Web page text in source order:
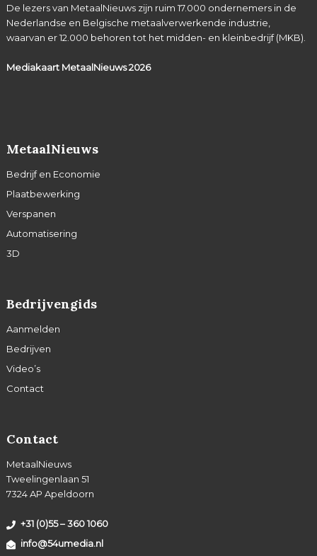
De lezers van MetaalNieuws zijn ruim 17.000 ondernemers in de
Nederlandse en Belgische metaalverwerkende industrie,
waarvan er 12.000 behoren tot het midden- en kleinbedrijf (MKB).
Mediakaart MetaalNieuws2026
MetaalNieuws
Bedrijf en Economie
Plaatbewerking
Verspanen
Automatisering
3D
Bedrijvengids
Aanmelden
Bedrijven
Video’s
Contact
Contact
MetaalNieuws
Tweelingenlaan 51
7324 AP Apeldoorn
+31 (0)55 – 360 1060
info@54umedia.nl